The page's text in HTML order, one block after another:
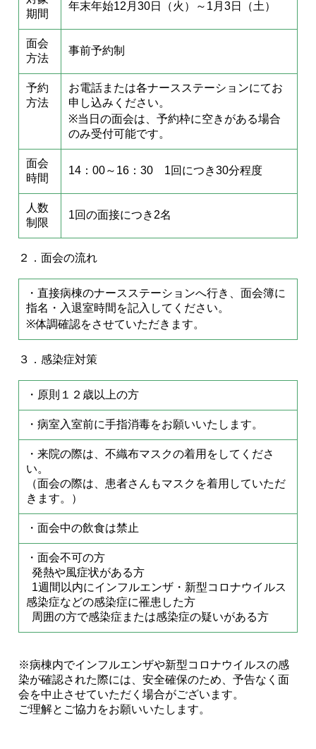
期間
年末年始12月30日（火）～1月3日（土）
面会
方法
事前予約制
予約
方法
お電話または各ナースステーションにてお
申し込みください。
※当日の面会は、予約枠に空きがある場合
のみ受付可能です。
面会
時間
14：00～16：30 1回につき30分程度
人数
制限
1回の面接につき2名
２．面会の流れ
・直接病棟のナースステーションへ行き、面会簿に
指名・入退室時間を記入してください。
※体調確認をさせていただきます。
３．感染症対策
・原則１２歳以上の方
・病室入室前に手指消毒をお願いいたします。
・来院の際は、不織布マスクの着用をしてくださ
い。
（面会の際は、患者さんもマスクを着用していただ
きます。）
・面会中の飲食は禁止
・面会不可の方
発熱や風症状がある方
1週間以内にインフルエンザ・新型コロナウイルス
感染症などの感染症に罹患した方
周囲の方で感染症または感染症の疑いがある方
※病棟内でインフルエンザや新型コロナウイルスの感
染が確認された際には、安全確保のため、予告なく面
会を中止させていただく場合がございます。
ご理解とご協力をお願いいたします。